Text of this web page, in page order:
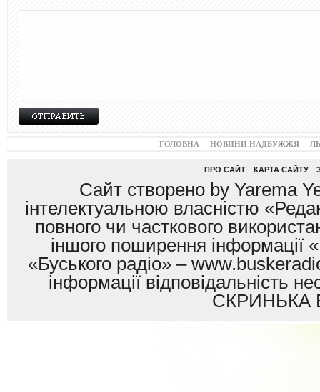
ГОЛОВНА НОВИНИ НАДБУЖЖЯ
ПРО САЙТ КАРТА САЙТУ
Сайт створено by Yarema
інтелектуальною власністю
повного чи часткового
іншого поширення інформації
«Буського радіо» –
інформації
СКРИНЬКА